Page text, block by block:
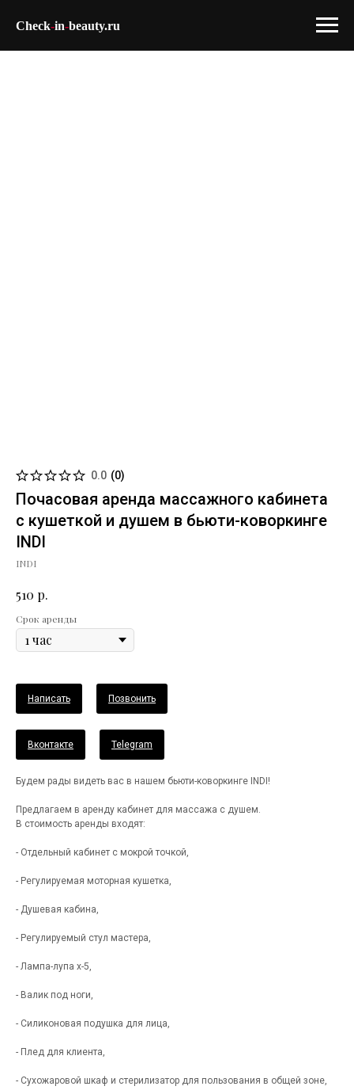
Check-in-beauty.ru
0.0 (0)
Почасовая аренда массажного кабинета
с кушеткой и душем в бьюти-коворкинге
INDI
INDI
510 р.
Срок аренды
Написать Позвонить
Вконтакте Telegram
Будем рады видеть вас в нашем бьюти-коворкинге INDI!
Предлагаем в аренду кабинет для массажа с душем.
В стоимость аренды входят:
- Отдельный кабинет с мокрой точкой,
- Регулируемая моторная кушетка,
- Душевая кабина,
- Регулируемый стул мастера,
- Лампа-лупа х-5,
- Валик под ноги,
- Силиконовая подушка для лица,
- Плед для клиента,
- Сухожаровой шкаф и стерилизатор для пользования в общей зоне,